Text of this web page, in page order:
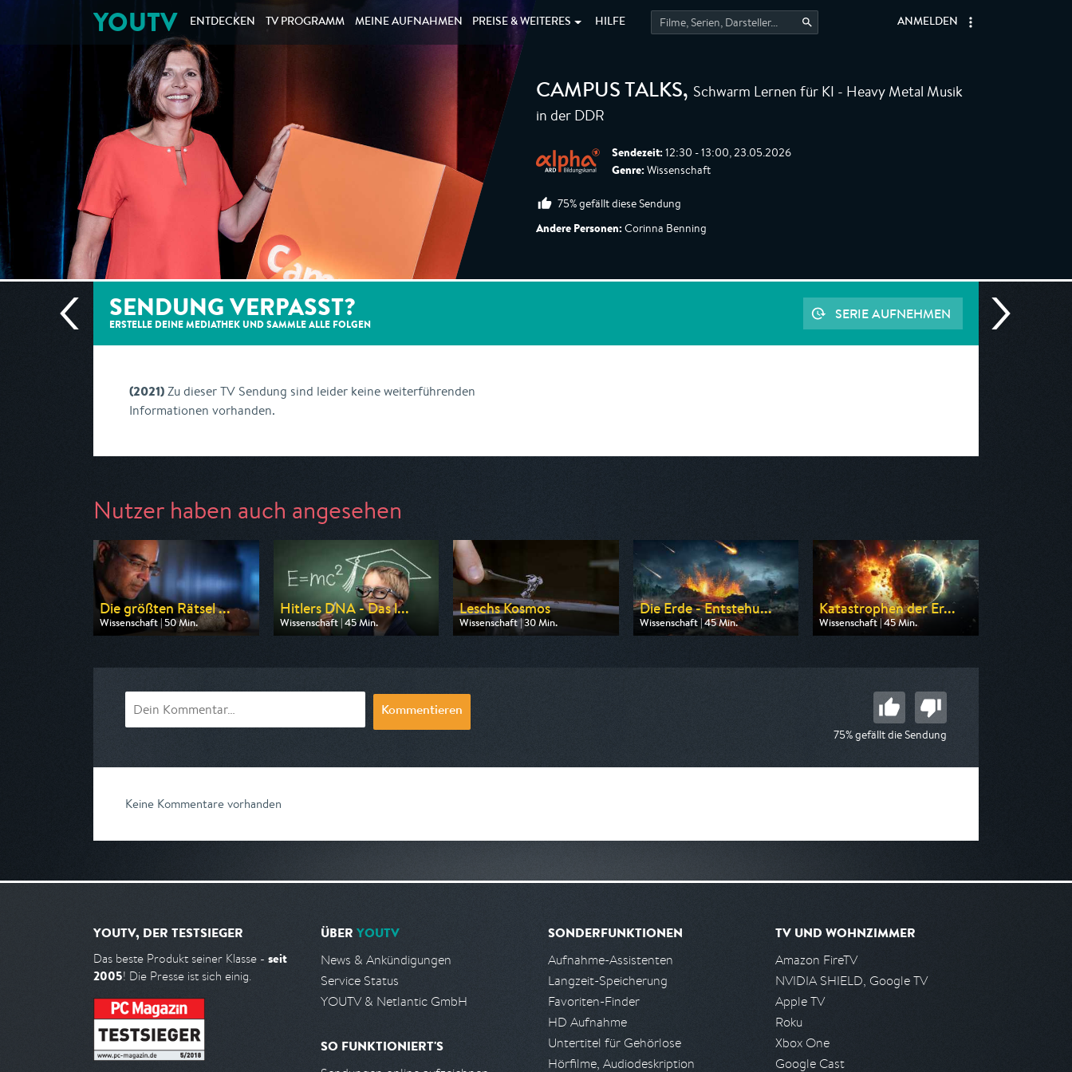
YOUTV ENTDECKEN TV PROGRAMM MEINE AUFNAHMEN PREISE & WEITERES HILFE ANMELDEN
CAMPUS TALKS, Schwarm Lernen für KI - Heavy Metal Musik
in der DDR
Sendezeit: 12:30 - 13:00, 23.05.2026
Genre: Wissenschaft
75% gefällt diese Sendung
Andere Personen: Corinna Benning
SENDUNG VERPASST?
ERSTELLE DEINE MEDIATHEK UND SAMMLE ALLE FOLGEN
SERIE AUFNEHMEN
(2021)Zu dieser TV Sendung sind leider keine weiterführenden
Informationen vorhanden.
Nutzer haben auch angesehen
Die größten Rätsel ...
Wissenschaft | 50 Min.
Ausgestrahlt von ARD alpha
Hitlers DNA - Das l...
Wissenschaft | 45 Min.
Ausgestrahlt von n-tv
Leschs Kosmos
Wissenschaft | 30 Min.
Ausgestrahlt von ZDF info
Die Erde - Entstehu...
Wissenschaft | 45 Min.
Ausgestrahlt von ZDF info
Katastrophen der Er...
Wissenschaft | 45 Min.
Ausgestrahlt von ZDF info
Kommentieren
75% gefällt die Sendung
Keine Kommentare vorhanden
YOUTV, DER TESTSIEGER
Das beste Produkt seiner Klasse - seit
2005! Die Presse ist sich einig.
ÜBER YOUTV
News & Ankündigungen
Service Status
YOUTV & Netlantic GmbH
SO FUNKTIONIERT'S
SONDERFUNKTIONEN
Aufnahme-Assistenten
Langzeit-Speicherung
Favoriten-Finder
HD Aufnahme
Untertitel für Gehörlose
Hörfilme, Audiodeskription
TV UND WOHNZIMMER
Amazon FireTV
NVIDIA SHIELD, Google TV
Apple TV
Roku
Xbox One
Google Cast